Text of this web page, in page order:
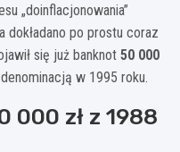
„doinflacjonowania”
po prostu coraz
się już banknot 50 000
w 1995 roku.
000 zł z 1988